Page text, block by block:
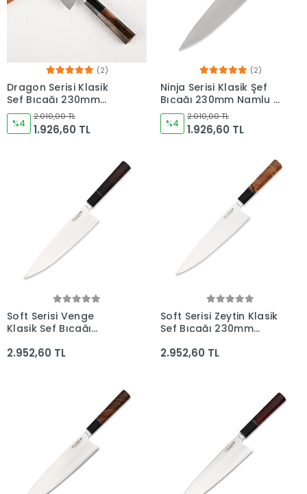
(2)
Dragon Serisi Klasik
Şef Bıçağı 230mm
Namlu - Kocakaya
Bıçakları
%4
2.010,00 TL
1.926,60 TL
(2)
Ninja Serisi Klasik Şef
Bıçağı 230mm Namlu -
Kocakaya Bıçakları
%4
2.010,00 TL
1.926,60 TL
Soft Serisi Venge
Klasik Şef Bıçağı
Kocakaya Bıçakları
2.952,60 TL
Soft Serisi Zeytin Klasik
Şef Bıçağı 230mm
Bıçakları
2.952,60 TL